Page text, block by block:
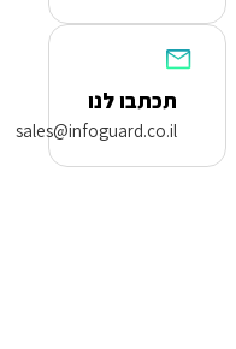
תכתבו לנו
sales@infoguard.co.il